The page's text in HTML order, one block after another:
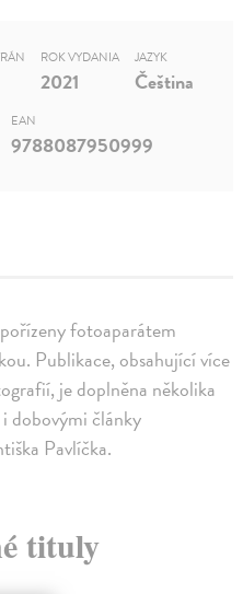
fotoaparátem
Publikace, obsahující více
je doplněna několika
dobovými články
Pavlíčka.
ROK VYDANIA
2021
JAZYK
Čeština
EAN
9788087950999
tituly